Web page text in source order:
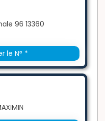
96 13360
le N° *